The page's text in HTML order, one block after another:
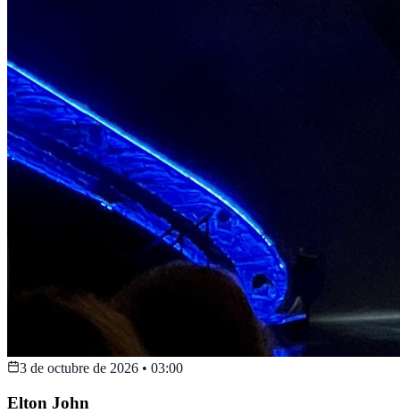
3 de octubre de 2026 • 03:00
Elton John